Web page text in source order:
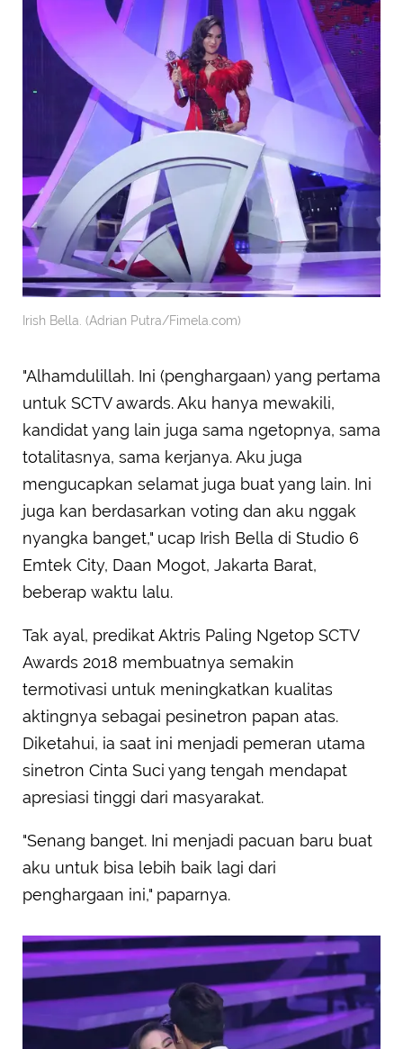
Irish Bella. (Adrian Putra/Fimela.com)
"Alhamdulillah. Ini (penghargaan) yang pertama
untuk SCTV awards. Aku hanya mewakili,
kandidat yang lain juga sama ngetopnya, sama
totalitasnya, sama kerjanya. Aku juga
mengucapkan selamat juga buat yang lain. Ini
juga kan berdasarkan voting dan aku nggak
nyangka banget," ucap Irish Bella di Studio 6
Emtek City, Daan Mogot, Jakarta Barat,
beberap waktu lalu.
Tak ayal, predikat Aktris Paling Ngetop SCTV
Awards 2018 membuatnya semakin
termotivasi untuk meningkatkan kualitas
aktingnya sebagai pesinetron papan atas.
Diketahui, ia saat ini menjadi pemeran utama
sinetron Cinta Suci yang tengah mendapat
apresiasi tinggi dari masyarakat.
"Senang banget. Ini menjadi pacuan baru buat
aku untuk bisa lebih baik lagi dari
penghargaan ini," paparnya.